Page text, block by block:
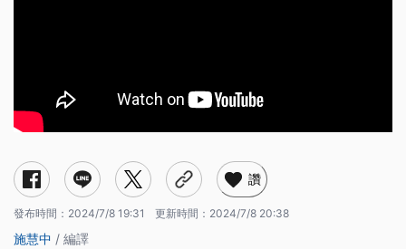
讚
發布時間： 2024/7/8 19:31 更新時間： 2024/7/8 20:38
施慧中 / 編譯